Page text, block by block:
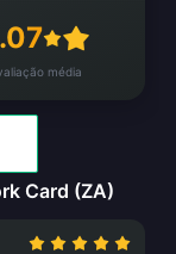
média
Card (ZA)